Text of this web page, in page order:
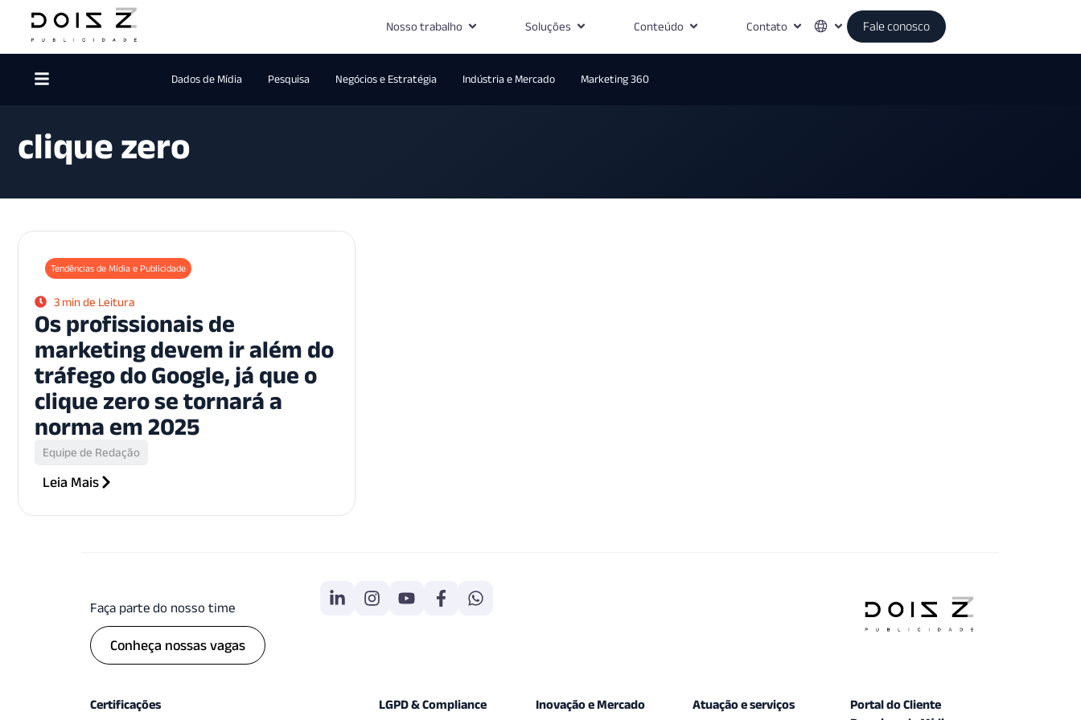
Nosso trabalho Soluções Conteúdo Contato Fale conosco
Dados de Mídia Pesquisa Negócios e Estratégia Indústria e Mercado Marketing 360
clique zero
Tendências de Mídia e Publicidade
3 min de Leitura
Os profissionais de
marketing devem ir além do
tráfego do Google, já que o
clique zero se tornará a
norma em 2025
Equipe de Redação
Leia Mais
Faça parte do nosso time
Conheça nossas vagas
Certificações LGPD & Compliance Inovação e Mercado Atuação e serviços
Portal do Cliente